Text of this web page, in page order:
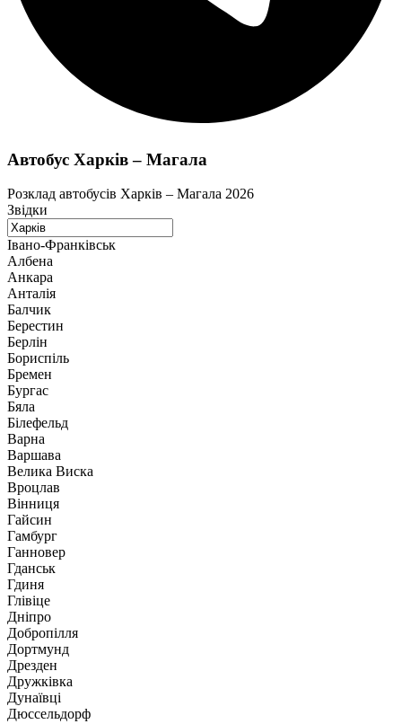
Автобус Харків – Магала
Розклад автобусів Харків – Магала 2026
Звідки
Івано-Франківськ
Албена
Анкара
Анталія
Балчик
Берестин
Берлін
Бориспіль
Бремен
Бургас
Бяла
Білефельд
Варна
Варшава
Велика Виска
Вроцлав
Вінниця
Гайсин
Гамбург
Ганновер
Гданськ
Гдиня
Глівіце
Дніпро
Добропілля
Дортмунд
Дрезден
Дружківка
Дунаївці
Дюссельдорф